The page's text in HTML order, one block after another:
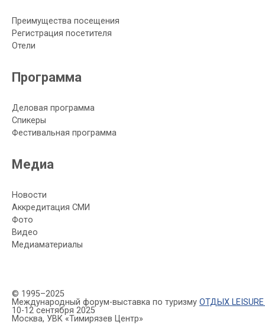
Преимущества посещения
Регистрация посетителя
Отели
Программа
Деловая программа
Спикеры
Фестивальная программа
Медиа
Новости
Аккредитация СМИ
Фото
Видео
Медиаматериалы
© 1995–2025
Международный форум-выставка по туризму ОТДЫХ
10-12 сентября 2025
Москва, УВК «Тимирязев Центр»